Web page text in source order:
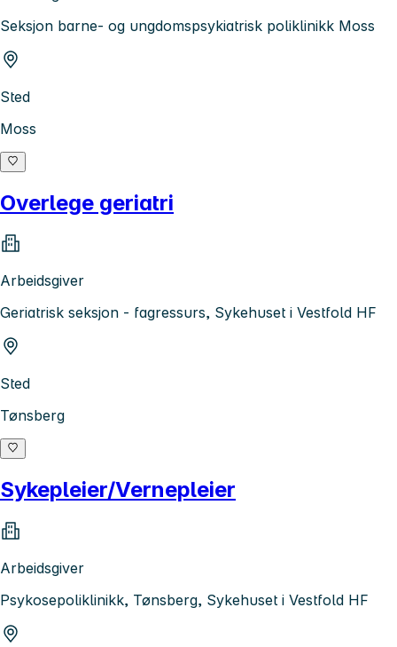
Seksjon barne- og ungdomspsykiatrisk poliklinikk Moss
Sted
Moss
Overlege geriatri
Arbeidsgiver
Geriatrisk seksjon - fagressurs, Sykehuset i Vestfold HF
Sted
Tønsberg
Sykepleier/Vernepleier
Arbeidsgiver
Psykosepoliklinikk, Tønsberg, Sykehuset i Vestfold HF